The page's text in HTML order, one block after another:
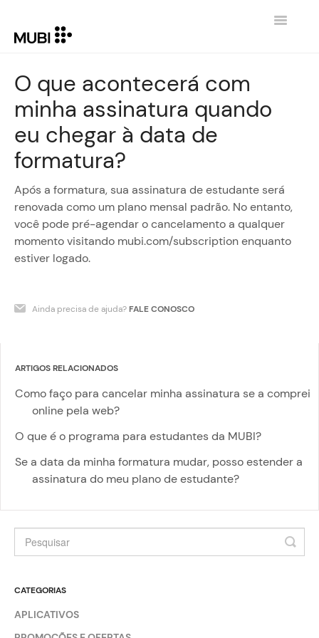
Toggle
CONTATO
VOLTAR PARA MUBI.COM
O que acontecerá com
minha assinatura quando
eu chegar à data de
formatura?
Após a formatura, sua assinatura de estudante será
renovada como um plano mensal padrão. No entanto,
você pode pré-agendar o cancelamento a qualquer
momento visitando mubi.com/subscription enquanto
estiver logado.
Ainda precisa de ajuda?FALE CONOSCO
ARTIGOS RELACIONADOS
Como faço para cancelar minha assinatura se a comprei
online pela web?
O que é o programa para estudantes da MUBI?
Se a data da minha formatura mudar, posso estender a
assinatura do meu plano de estudante?
CATEGORIAS
APLICATIVOS